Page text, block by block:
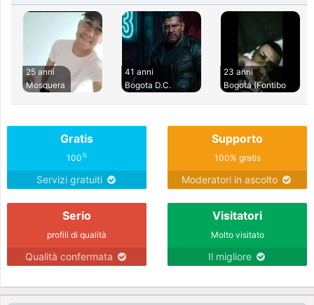
25 anni
Mosquera
41 anni
Bogota D.C.
23 anni
Bogotá (Fontibo
Gratis
100%
Servizi gratuiti
Supporto
100% gratis
Moderatori in ascolto
Serio
profili di qualità
Qualità confermata
Visitatori
Molto visitato
Il migliore